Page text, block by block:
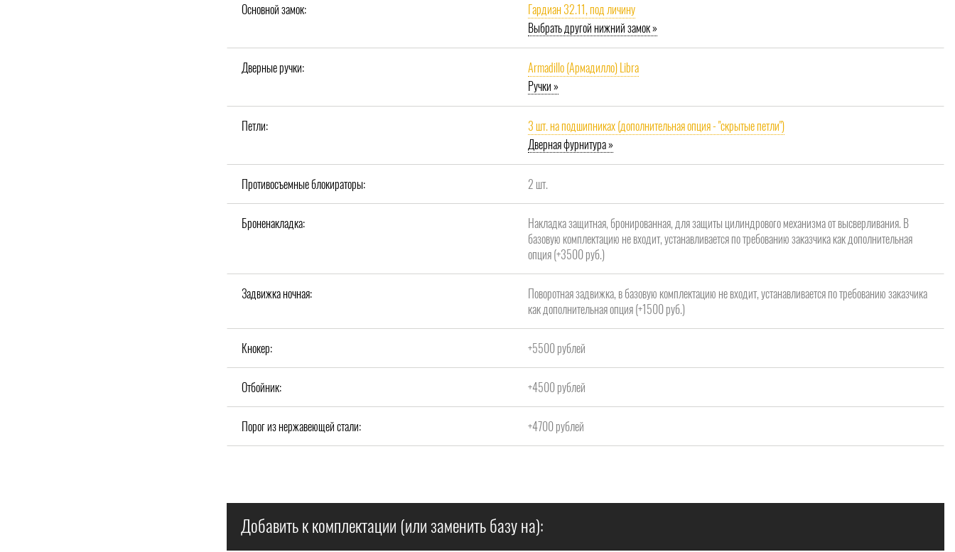
Основной замок:
Гардиан 32.11, под личину
Выбрать другой нижний замок »
Дверные ручки:
Armadillo (Армадилло) Libra
Ручки »
Петли:
3 шт. на подшипниках (дополнительная опция - "скрытые петли")
Дверная фурнитура »
Противосъемные блокираторы: 2 шт.
Броненакладка:
Накладка защитная, бронированная, для защиты цилиндрового механизма от высверливания. В
базовую комплектацию не входит, устанавливается по требованию заказчика как дополнительная
опция (+3500 руб.)
Задвижка ночная:
Поворотная задвижка, в базовую комплектацию не входит, устанавливается по требованию заказчика
как дополнительная опция (+1500 руб.)
Кнокер: +5500 рублей
Отбойник: +4500 рублей
Порог из нержавеющей стали: +4700 рублей
Добавить к комплектации (или заменить базу на):